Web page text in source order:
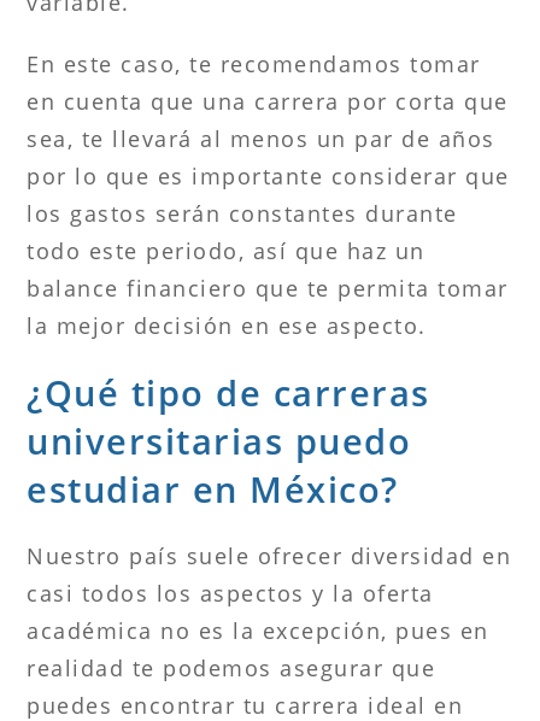
En este caso, te recomendamos tomar
en cuenta que una carrera por corta que
sea, te llevará al menos un par de años
por lo que es importante considerar que
los gastos serán constantes durante
todo este periodo, así que haz un
balance financiero que te permita tomar
la mejor decisión en ese aspecto.
¿Qué tipo de carreras
universitarias puedo
estudiar en México?
Nuestro país suele ofrecer diversidad en
casi todos los aspectos y la oferta
académica no es la excepción, pues en
realidad te podemos asegurar que
puedes encontrar tu carrera ideal en